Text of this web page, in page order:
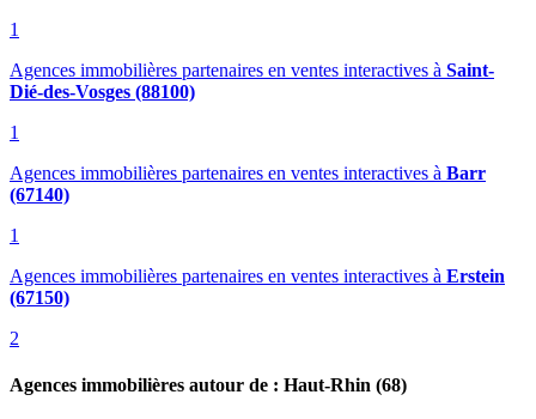
1
Agences immobilières partenaires en ventes interactives à Saint-
Dié-des-Vosges (88100)
1
Agences immobilières partenaires en ventes interactives à Barr
(67140)
1
Agences immobilières partenaires en ventes interactives à Erstein
(67150)
2
Agences immobilières autour de : Haut-Rhin (68)